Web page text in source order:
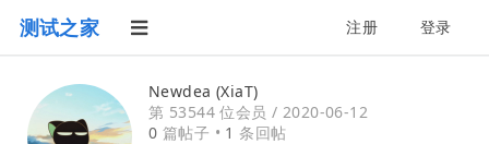
测试之家 注册 登录
Newdea (XiaT)
第 53544 位会员 / 2020-06-12
0 篇帖子 • 1 条回帖